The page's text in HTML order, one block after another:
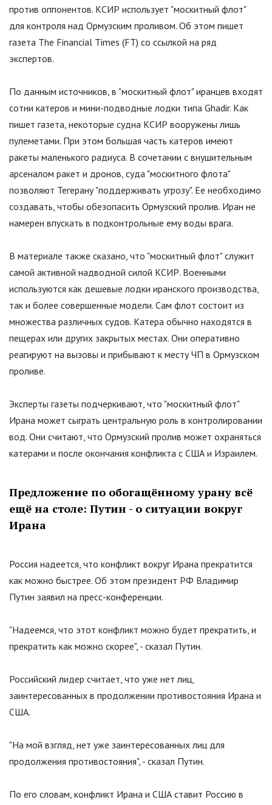
против оппонентов. КСИР использует "москитный флот"
для контроля над Ормузским проливом. Об этом пишет
газета The Financial Times (FT) со ссылкой на ряд
экспертов.
По данным источников, в "москитный флот" иранцев входят
сотни катеров и мини-подводные лодки типа Ghadir. Как
пишет газета, некоторые судна КСИР вооружены лишь
пулеметами. При этом большая часть катеров имеют
ракеты маленького радиуса. В сочетании с внушительным
арсеналом ракет и дронов, суда "москитного флота"
позволяют Тегерану "поддерживать угрозу". Ее необходимо
создавать, чтобы обезопасить Ормузский пролив. Иран не
намерен впускать в подконтрольные ему воды врага.
В материале также сказано, что "москитный флот" служит
самой активной надводной силой КСИР. Военными
используются как дешевые лодки иранского производства,
так и более совершенные модели. Сам флот состоит из
множества различных судов. Катера обычно находятся в
пещерах или других закрытых местах. Они оперативно
реагируют на вызовы и прибывают к месту ЧП в Ормузском
проливе.
Эксперты газеты подчеркивают, что "москитный флот"
Ирана может сыграть центральную роль в контролировании
вод. Они считают, что Ормузский пролив может охраняться
катерами и после окончания конфликта с США и Израилем.
Предложение по обогащённому урану всё
ещё на столе: Путин - о ситуации вокруг
Ирана
Россия надеется, что конфликт вокруг Ирана прекратится
как можно быстрее. Об этом президент РФ Владимир
Путин заявил на пресс-конференции.
"Надеемся, что этот конфликт можно будет прекратить, и
прекратить как можно скорее", - сказал Путин.
Российский лидер считает, что уже нет лиц,
заинтересованных в продолжении противостояния Ирана и
США.
"На мой взгляд, нет уже заинтересованных лиц для
продолжения противостояния", - сказал Путин.
По его словам, конфликт Ирана и США ставит Россию в